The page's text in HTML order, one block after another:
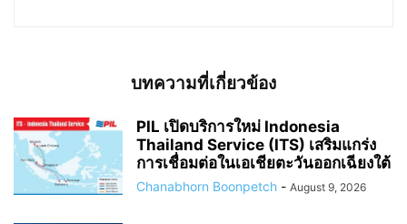
บทความที่เกี่ยวข้อง
PIL เปิดบริการใหม่ Indonesia
Thailand Service (ITS) เสริมแกร่ง
การเชื่อมต่อในเอเชียตะวันออกเฉียงใต้
Chanabhorn Boonpetch - August 9, 2026